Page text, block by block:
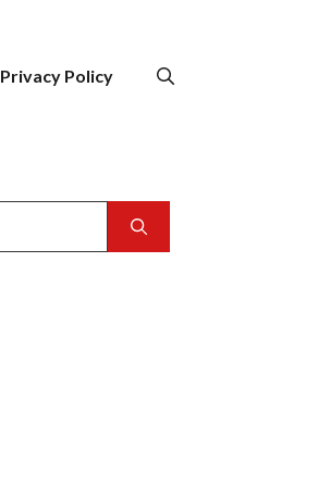
Privacy Policy